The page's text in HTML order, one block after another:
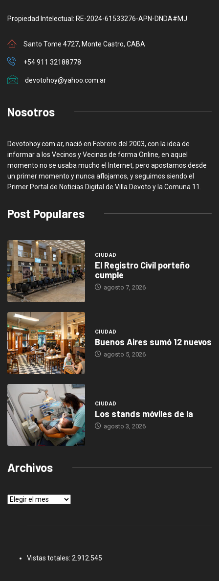
Propiedad Intelectual: RE-2024-61533276-APN-DNDA#MJ
Santo Tome 4727, Monte Castro, CABA
+54 911 32188778
devotohoy@yahoo.com.ar
Nosotros
Devotohoy.com.ar, nació en Febrero del 2003, con la idea de
informar a los Vecinos y Vecinas de forma Online, en aquel
momento no se usaba mucho el Internet, pero apostamos desde
un primer momento y nunca aflojamos, y seguimos siendo el
Primer Portal de Noticias Digital de Villa Devoto y la Comuna 11.
Post Populares
CIUDAD
El Registro Civil porteño
cumple
agosto 7, 2026
CIUDAD
Buenos Aires sumó 12 nuevos
agosto 5, 2026
CIUDAD
Los stands móviles de la
agosto 3, 2026
Archivos
Archivos
Vistas totales: 2.912.545